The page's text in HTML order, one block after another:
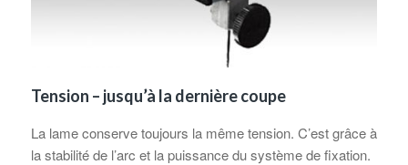
Tension – jusqu’à la dernière coupe
La lame conserve toujours la même tension. C’est grâce à
la stabilité de l’arc et la puissance du système de fixation.